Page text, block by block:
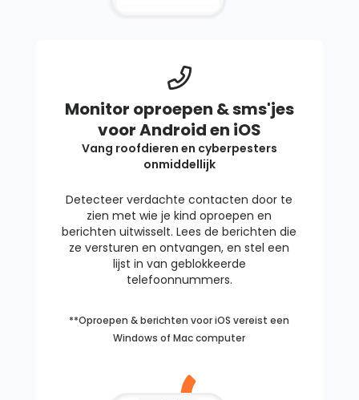
Monitor oproepen & sms'jes
voor Android en iOS
Vang roofdieren en cyberpesters
onmiddellijk
Detecteer verdachte contacten door te
zien met wie je kind oproepen en
berichten uitwisselt. Lees de berichten die
ze versturen en ontvangen, en stel een
lijst in van geblokkeerde
telefoonnummers.
**Oproepen & berichten voor iOS vereist een
Windows of Mac computer